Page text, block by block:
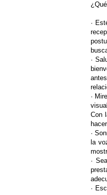
·
·
·
Con
·
la
·
·